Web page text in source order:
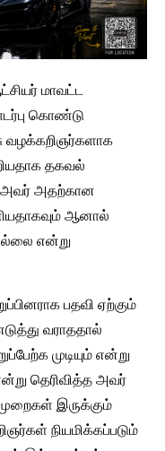
மாவட்ட
கொண்டு
வழக்கறிஞர்களாக
தகவல்
அவர் அதற்கான
ஆனால்
என்று
பதவி ஏற்கும்
வராததால்
முடியும் என்று
தெரிவித்த அவர்
இருக்கும்
நியமிக்கப்படும்